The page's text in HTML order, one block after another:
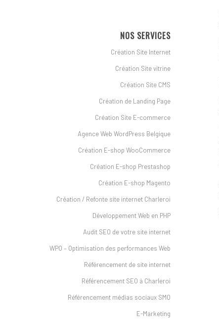
NOS SERVICES
Création Site Internet
Création Site vitrine
Création Site CMS
Création de Landing Page
Création Site E-commerce
Agence Web WordPress Belgique
Création E-shop WooCommerce
Création E-shop Prestashop
Création E-shop Magento
Création / Refonte site internet Charleroi
Développement Web en PHP
Audit SEO de votre site internet
WPO – Optimisation des performances Web
Référencement de site internet
Référencement SEO à Charleroi
Référencement médias sociaux SMO
E-Marketing